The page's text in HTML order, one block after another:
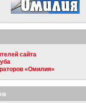
сайта
«Омилия»